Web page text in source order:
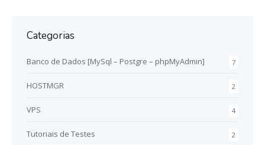
Categorias
7
Banco de Dados [MySql – Postgre – phpMyAdmin]
2
HOSTMGR
4
VPS
2
Tutoriais de Testes